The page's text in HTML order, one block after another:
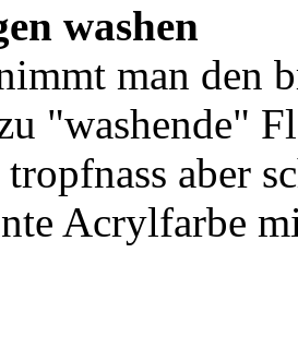
washen
man den
"washende"
aber
Acrylfarbe